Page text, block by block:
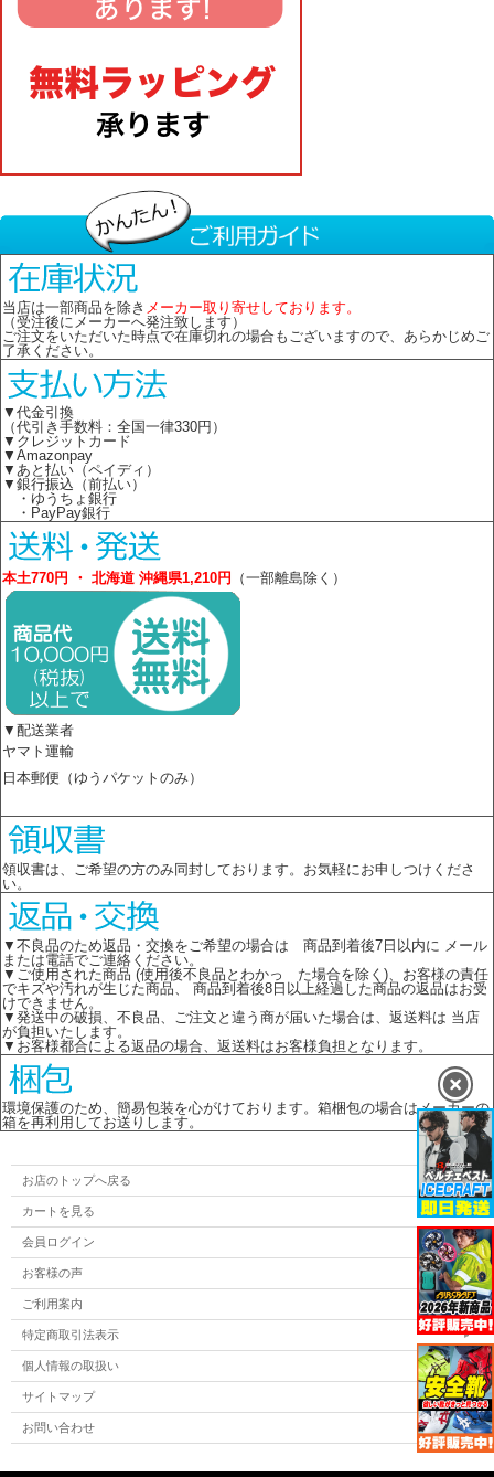
当店は一部商品を除き メーカー取り寄せしております。
（受注後にメーカーへ発注致します）
ご注文をいただいた時点で在庫切れの場合もございますので、あらかじめご
了承ください。
▼代金引換
（代引き手数料：全国一律330円）
▼クレジットカード
▼Amazonpay
▼あと払い（ペイディ）
▼銀行振込（前払い）
・ゆうちょ銀行
・PayPay銀行
本土770円 ・ 北海道 沖縄県1,210円 （一部離島除く）
▼配送業者
ヤマト運輸
日本郵便（ゆうパケットのみ）
領収書は、ご希望の方のみ同封しております。お気軽にお申しつけくださ
い。
▼不良品のため返品・交換をご希望の場合は 商品到着後7日以内に メール
または電話でご連絡ください。
▼ご使用された商品 (使用後不良品とわかっ た場合を除く)、お客様の責任
でキズや汚れが生じた商品、 商品到着後8日以上経過した商品の返品はお受
けできません。
▼発送中の破損、不良品、ご注文と違う商が届いた場合は、返送料は 当店
が負担いたします。
▼お客様都合による返品の場合、返送料はお客様負担となります。
環境保護のため、簡易包装を心がけております。箱梱包の場合はメーカーの
箱を再利用してお送りします。
お店のトップへ戻る
カートを見る
会員ログイン
お客様の声
ご利用案内
特定商取引法表示
個人情報の取扱い
サイトマップ
お問い合わせ